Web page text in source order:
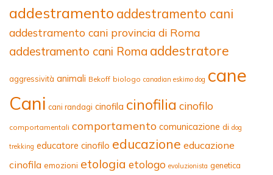
addestramento addestramento cani
addestramento cani provincia di Roma
addestramento cani Roma addestratore
aggressività animali Bekoff biologo canadian eskimo dog cane
Cani cani randagi cinofila cinofilia cinofilo
comportamentali comportamento comunicazione di dog
trekking educatore cinofilo educazione educazione
cinofila emozioni etologia etologo evoluzionista genetica